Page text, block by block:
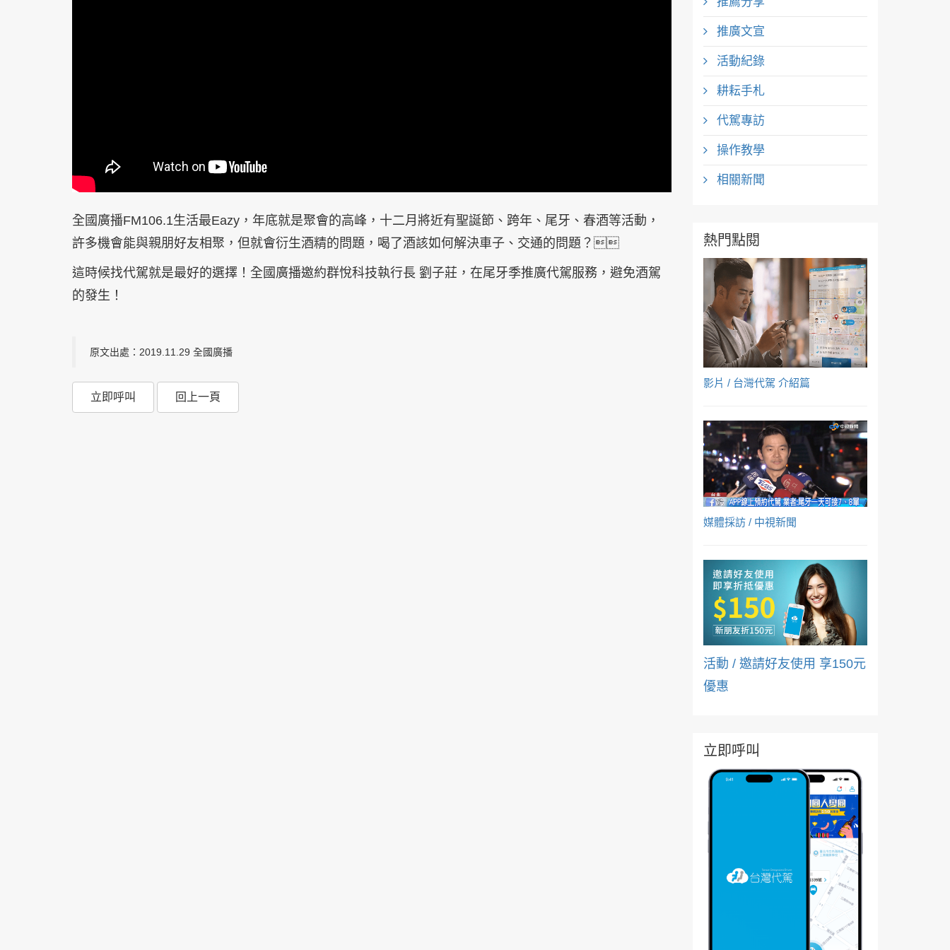
全國廣播FM106.1生活最Eazy，年底就是聚會的高峰，十二月將近有聖誕節、跨年、尾牙、春酒等活動，
許多機會能與親朋好友相聚，但就會衍生酒精的問題，喝了酒該如何解決車子、交通的問題？
這時候找代駕就是最好的選擇！全國廣播邀約群悅科技執行長 劉子莊，在尾牙季推廣代駕服務，避免酒駕
的發生！
原文出處：2019.11.29 全國廣播
立即呼叫 回上一頁
推廣文宣
活動紀錄
耕耘手札
代駕專訪
操作教學
相關新聞
熱門點閱
影片 / 台灣代駕 介紹篇
媒體採訪 / 中視新聞
活動 / 邀請好友使用 享150元
優惠
立即呼叫